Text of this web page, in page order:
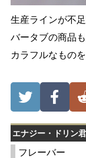
生産ラインが不
バータブの商品
カラフルなもの
エナジー・ドリン
フレーバー